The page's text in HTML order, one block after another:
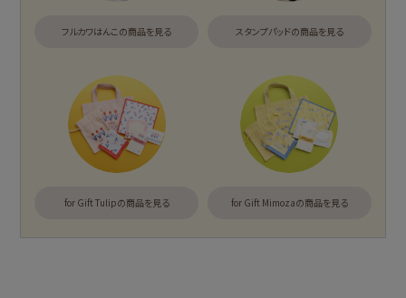
そえぶみ箋 遊び箋
ニコイチmemo
チョキチョキペーパ
ー
フルカワはんこの商品を見る スタンプパッドの商品を見る
for Gift Tulipの商品を見る for Gift Mimozaの商品を見る